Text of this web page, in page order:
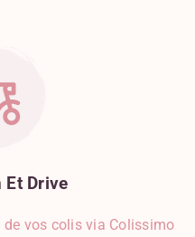
Et Drive
de vos colis via Colissimo